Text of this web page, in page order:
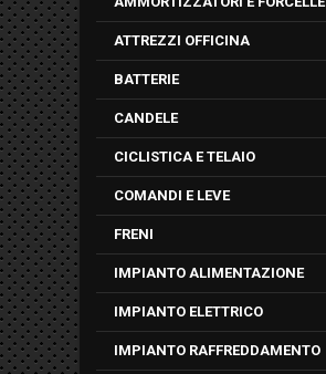
ATTREZZI OFFICINA
BATTERIE
CANDELE
CICLISTICA E TELAIO
COMANDI E LEVE
FRENI
IMPIANTO ALIMENTAZIONE
IMPIANTO ELETTRICO
IMPIANTO RAFFREDDAMENTO